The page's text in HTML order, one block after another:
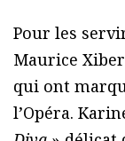
Pour les
Maurice
qui ont
l’Opéra.